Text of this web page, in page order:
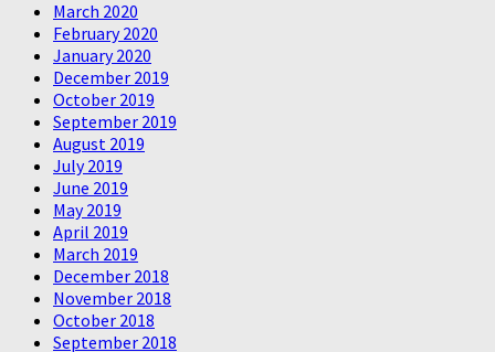
March 2020
February 2020
January 2020
December 2019
October 2019
September 2019
August 2019
July 2019
June 2019
May 2019
April 2019
March 2019
December 2018
November 2018
October 2018
September 2018